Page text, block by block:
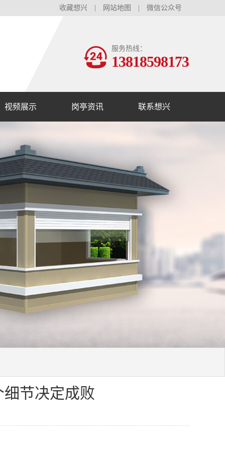
收藏想兴 网站地图 微信公众号
服务热线：
13818598173
视频展示 岗亭资讯 联系想兴
节决定成败